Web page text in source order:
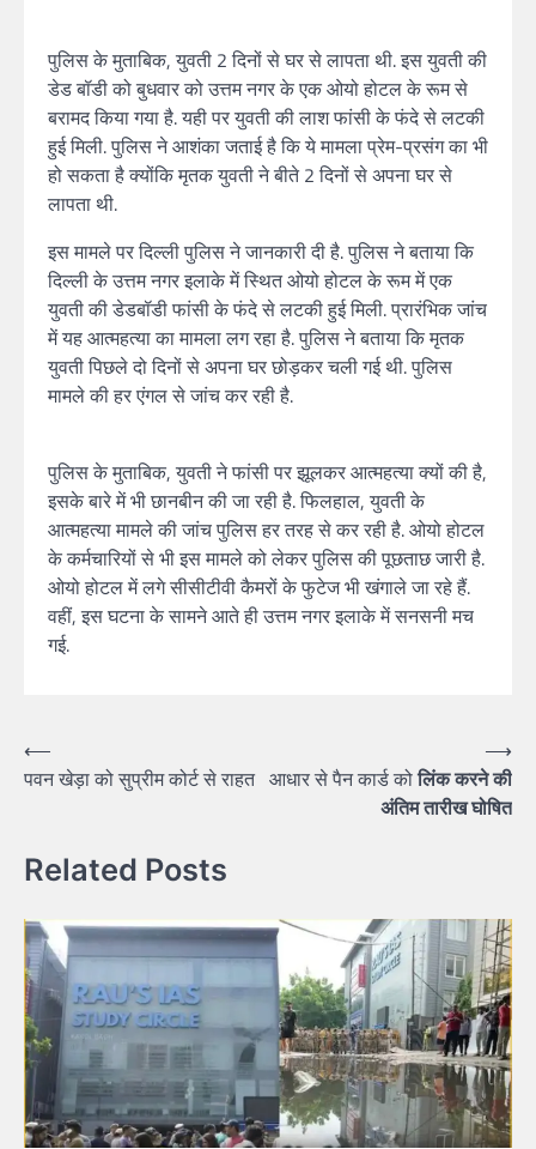
पुलिस के मुताबिक, युवती 2 दिनों से घर से लापता थी. इस युवती की
डेड बॉडी को बुधवार को उत्तम नगर के एक ओयो होटल के रूम से
बरामद किया गया है. यही पर युवती की लाश फांसी के फंदे से लटकी
हुई मिली. पुलिस ने आशंका जताई है कि ये मामला प्रेम-प्रसंग का भी
हो सकता है क्योंकि मृतक युवती ने बीते 2 दिनों से अपना घर से
लापता थी.
इस मामले पर दिल्ली पुलिस ने जानकारी दी है. पुलिस ने बताया कि
दिल्ली के उत्तम नगर इलाके में स्थित ओयो होटल के रूम में एक
युवती की डेडबॉडी फांसी के फंदे से लटकी हुई मिली. प्रारंभिक जांच
में यह आत्महत्या का मामला लग रहा है. पुलिस ने बताया कि मृतक
युवती पिछले दो दिनों से अपना घर छोड़कर चली गई थी. पुलिस
मामले की हर एंगल से जांच कर रही है.
पुलिस के मुताबिक, युवती ने फांसी पर झूलकर आत्महत्या क्यों की है,
इसके बारे में भी छानबीन की जा रही है. फिलहाल, युवती के
आत्महत्या मामले की जांच पुलिस हर तरह से कर रही है. ओयो होटल
के कर्मचारियों से भी इस मामले को लेकर पुलिस की पूछताछ जारी है.
ओयो होटल में लगे सीसीटीवी कैमरों के फुटेज भी खंगाले जा रहे हैं.
वहीं, इस घटना के सामने आते ही उत्तम नगर इलाके में सनसनी मच
गई.
Post
navigation
⟵
पवन खेड़ा को सुप्रीम कोर्ट से राहत आधार से पैन कार्ड कोलिंक करने की
अंतिम तारीख घोषित
⟶
Related Posts